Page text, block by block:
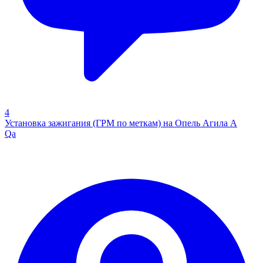
4
Установка зажигания (ГРМ по меткам) на Опель Агила A
Qa